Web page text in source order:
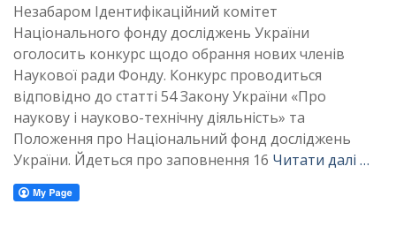
Незабаром Ідентифікаційний комітет
Національного фонду досліджень України
оголосить конкурс щодо обрання нових членів
Наукової ради Фонду. Конкурс проводиться
відповідно до статті 54 Закону України «Про
наукову і науково-технічну діяльність» та
Положення про Національний фонд досліджень
України. Йдеться про заповнення 16 Читати далі …